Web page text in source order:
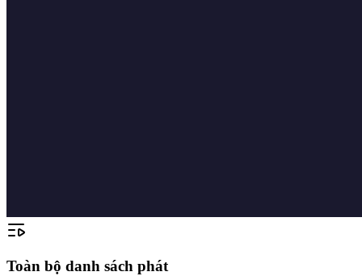
Toàn bộ danh sách phát